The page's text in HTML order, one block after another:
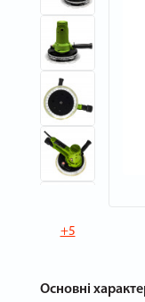
+5
Основні